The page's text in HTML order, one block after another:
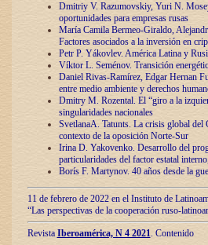
Dmitriy V. Razumovskiy, Yuri N.
oportunidades para empresas rusas
María Camila Bermeo-Giraldo,
Factores asociados a la inversión en
Petr P. Yákovlev. América Latina y
Víktor L. Seménov. Transición
Daniel Rivas-Ramírez, Edgar Hernan
entre medio ambiente y derechos
Dmitry M. Rozental. El “giro a la
singularidades nacionales
SvetlanaA. Tatunts. La crisis global
contexto de la oposición Norte-Sur
Irina D. Yakovenko. Desarrollo del
particularidades del factor estatal
Borís F. Martynov. 40 años desde la
11 de febrero de 2022 en el Instituto de
“Las perspectivas de la cooperación ruso-
Revista Iberoamérica, N 4 2021. Contenido